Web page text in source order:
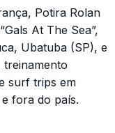
Potira Rolan
At The Sea”,
Ubatuba (SP), e
treinamento
surf trips em
fora do país.